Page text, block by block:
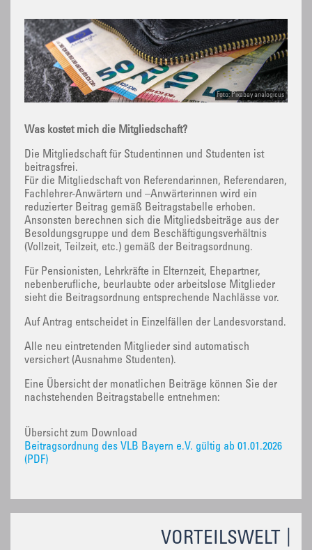
VORTEILSWELT
Foto: Pixabay analogicus
Was kostet mich die Mitgliedschaft?
Die Mitgliedschaft für Studentinnen und Studenten ist
beitragsfrei.
Für die Mitgliedschaft von Referendarinnen, Referendaren,
Fachlehrer-Anwärtern und –Anwärterinnen wird ein
reduzierter Beitrag gemäß Beitragstabelle erhoben.
Ansonsten berechnen sich die Mitgliedsbeiträge aus der
Besoldungsgruppe und dem Beschäftigungsverhältnis
(Vollzeit, Teilzeit, etc.) gemäß der Beitragsordnung.
Für Pensionisten, Lehrkräfte in Elternzeit, Ehepartner,
nebenberufliche, beurlaubte oder arbeitslose Mitglieder
sieht die Beitragsordnung entsprechende Nachlässe vor.
Auf Antrag entscheidet in Einzelfällen der Landesvorstand.
Alle neu eintretenden Mitglieder sind automatisch
versichert (Ausnahme Studenten).
Eine Übersicht der monatlichen Beiträge können Sie der
nachstehenden Beitragstabelle entnehmen:
Übersicht zum Download
Beitragsordnung des VLB Bayern e.V. gültig ab 01.01.2026
(PDF)